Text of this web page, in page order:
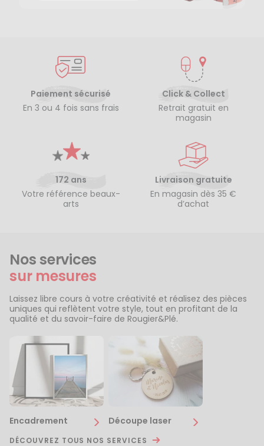
Paiement sécurisé
En 3 ou 4 fois sans frais
Click & Collect
Retrait gratuit en
magasin
172 ans
Votre référence beaux-
arts
Livraison gratuite
En magasin dès 35 €
d’achat
Nos services
sur mesures
Laissez libre cours à votre créativité et réalisez des pièces
uniques qui reflètent votre style, tout en profitant de la
qualité et du savoir-faire de Rougier&Plé.
Encadrement Découpe laser
DÉCOUVREZ TOUS NOS SERVICES